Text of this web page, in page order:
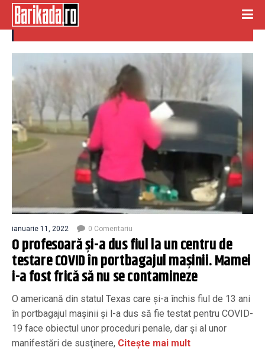
baiat portbagaj
ianuarie 11, 2022 0 Comentariu
O profesoară și-a dus fiul la un centru de
testare COVID în portbagajul mașinii. Mamei
i-a fost frică să nu se contamineze
O americană din statul Texas care şi-a închis fiul de 13 ani
în portbagajul maşinii şi l-a dus să fie testat pentru COVID-
19 face obiectul unor proceduri penale, dar şi al unor
manifestări de susţinere, Citește mai mult